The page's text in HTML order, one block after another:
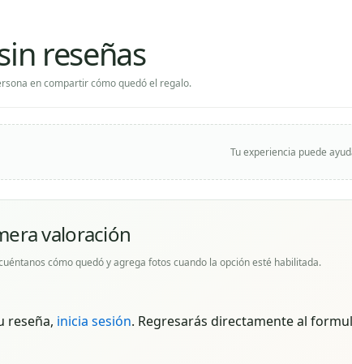
reseñas
en compartir cómo quedó el regalo.
Tu experiencia puede
valoración
cómo quedó y agrega fotos cuando la opción esté habilitada.
reseña, inicia sesión. Regresarás directamente al